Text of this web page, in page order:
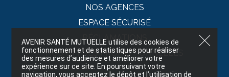
NOS AGENCES
ESPACE SÉCURISÉ
RÉCLAMATIONS
NOS OFFRES PROMOTIONNELLES
AVENIR SANTÉ MUTUELLE utilise des cookies de
fonctionnement et de statistiques pour réaliser
des mesures d’audience et améliorer votre
expérience sur ce site. En poursuivant votre
navigation, vous acceptez le dépôt et l’utilisation de